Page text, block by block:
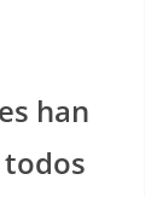
han